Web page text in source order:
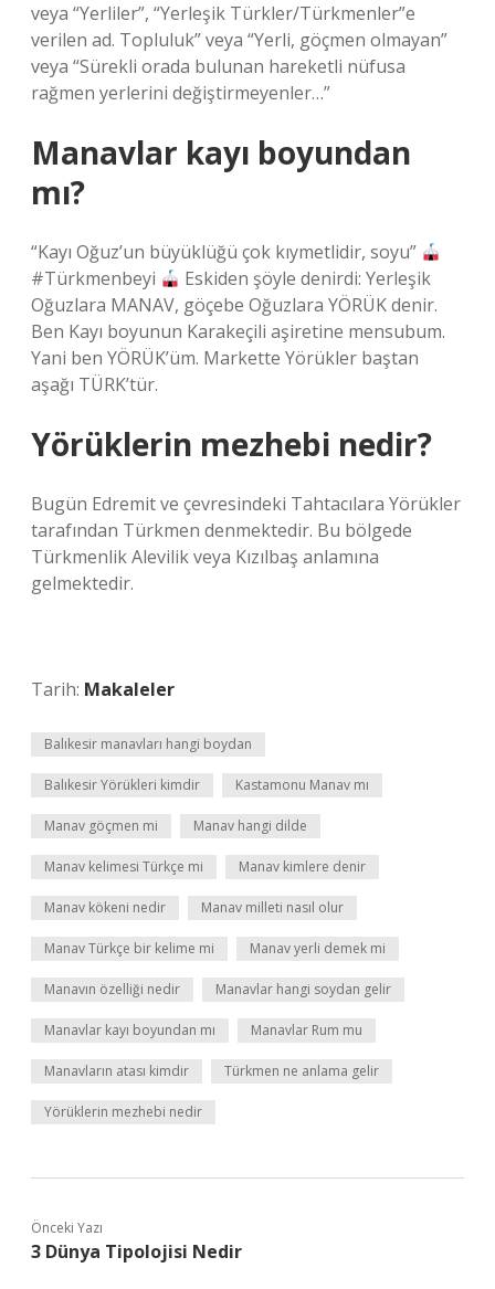
veya “Yerliler”, “Yerleşik Türkler/Türkmenler”e
verilen ad. Topluluk” veya “Yerli, göçmen olmayan”
veya “Sürekli orada bulunan hareketli nüfusa
rağmen yerlerini değiştirmeyenler…”
Manavlar kayı boyundan
mı?
“Kayı Oğuz’un büyüklüğü çok kıymetlidir, soyu”
#Türkmenbeyi
Eskiden şöyle denirdi: Yerleşik
Oğuzlara MANAV, göçebe Oğuzlara YÖRÜK denir.
Ben Kayı boyunun Karakeçili aşiretine mensubum.
Yani ben YÖRÜK’üm. Markette Yörükler baştan
aşağı TÜRK’tür.
Yörüklerin mezhebi nedir?
Bugün Edremit ve çevresindeki Tahtacılara Yörükler
tarafından Türkmen denmektedir. Bu bölgede
Türkmenlik Alevilik veya Kızılbaş anlamına
gelmektedir.
Tarih: Makaleler
Balıkesir manavları hangi boydan
Balıkesir Yörükleri kimdir Kastamonu Manav mı
Manav göçmen mi Manav hangi dilde
Manav kelimesi Türkçe mi Manav kimlere denir
Manav kökeni nedir Manav milleti nasıl olur
Manav Türkçe bir kelime mi Manav yerli demek mi
Manavın özelliği nedir Manavlar hangi soydan gelir
Manavlar kayı boyundan mı Manavlar Rum mu
Manavların atası kimdir Türkmen ne anlama gelir
Yörüklerin mezhebi nedir
Önceki Yazı
3 Dünya Tipolojisi Nedir